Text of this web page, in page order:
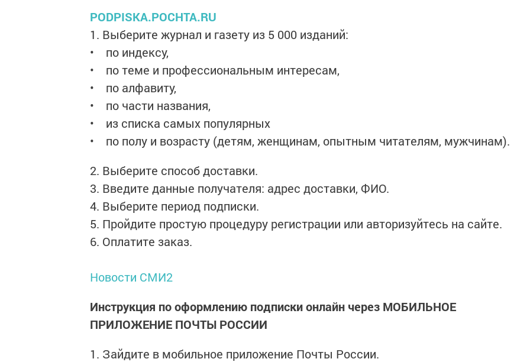
PODPISKA.POCHTA.RU
1. Выберите журнал и газету из 5 000 изданий:
• по индексу,
• по теме и профессиональным интересам,
• по алфавиту,
• по части названия,
• из списка самых популярных
• по полу и возрасту (детям, женщинам, опытным читателям, мужчинам).
2. Выберите способ доставки.
3. Введите данные получателя: адрес доставки, ФИО.
4. Выберите период подписки.
5. Пройдите простую процедуру регистрации или авторизуйтесь на сайте.
6. Оплатите заказ.
Новости СМИ2
Инструкция по оформлению подписки онлайн через МОБИЛЬНОЕ
ПРИЛОЖЕНИЕ ПОЧТЫ РОССИИ
1. Зайдите в мобильное приложение Почты России.